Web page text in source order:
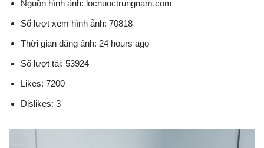
Nguồn hình ảnh: locnuoctrungnam.com
Số lượt xem hình ảnh: 70818
Thời gian đăng ảnh: 24 hours ago
Số lượt tải: 53924
Likes: 7200
Dislikes: 3